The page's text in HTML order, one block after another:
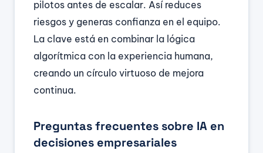
pilotos antes de escalar. Así reduces
riesgos y generas confianza en el equipo.
La clave está en combinar la lógica
algorítmica con la experiencia humana,
creando un círculo virtuoso de mejora
continua.
Preguntas frecuentes sobre IA en
decisiones empresariales